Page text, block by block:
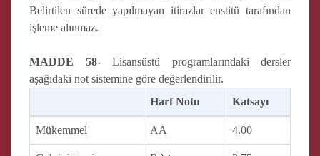
Belirtilen sürede yapılmayan itirazlar enstitü tarafından
işleme alınmaz.
MADDE 58-Lisansüstü programlarındaki dersler
aşağıdaki not sistemine göre değerlendirilir.
Harf Notu
Katsayı
Mükemmel AA 4.00